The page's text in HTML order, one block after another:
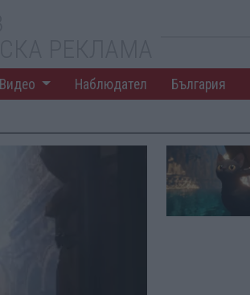
Видео Наблюдател България